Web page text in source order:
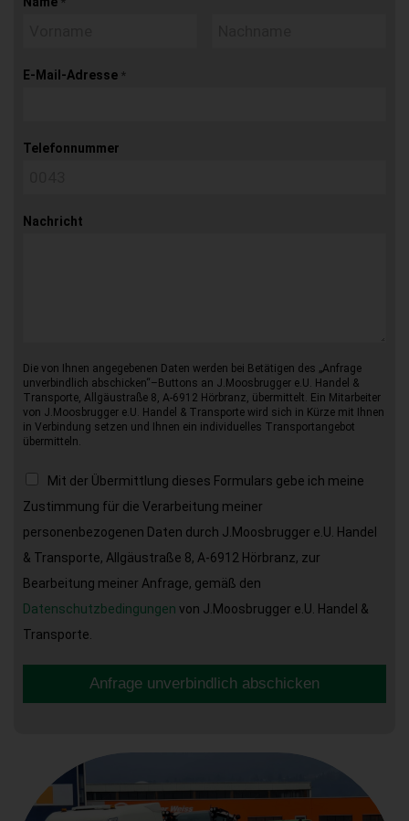
E-Mail-Adresse *
Telefonnummer
Nachricht
Die von Ihnen angegebenen Daten werden bei Betätigen des „Anfrage
unverbindlich abschicken“–Buttons an J.Moosbrugger e.U. Handel &
Transporte, Allgäustraße 8, A-6912 Hörbranz, übermittelt. Ein Mitarbeiter
von J.Moosbrugger e.U. Handel & Transporte wird sich in Kürze mit Ihnen
in Verbindung setzen und Ihnen ein individuelles Transportangebot
übermitteln.
Mit der Übermittlung dieses Formulars gebe ich meine
Zustimmung für die Verarbeitung meiner
personenbezogenen Daten durch J.Moosbrugger e.U. Handel
& Transporte, Allgäustraße 8, A-6912 Hörbranz, zur
Bearbeitung meiner Anfrage, gemäß den
Datenschutzbedingungen von J.Moosbrugger e.U. Handel &
Transporte.
Anfrage unverbindlich abschicken